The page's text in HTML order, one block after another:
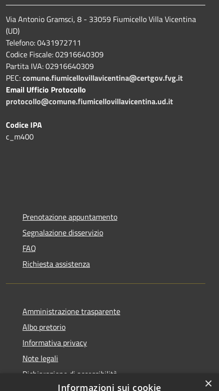
Via Antonio Gramsci, 8 - 33059 Fiumicello Villa Vicentina
(UD)
Telefono: 0431972711
Codice Fiscale: 02916640309
Partita IVA: 02916640309
PEC:comune.fiumicellovillavicentina@certgov.fvg.it
Email Ufficio Protocollo
protocollo@comune.fiumicellovillavicentina.ud.it
Codice IPA
c_m400
Prenotazione appuntamento
Segnalazione disservizio
FAQ
Richiesta assistenza
Amministrazione trasparente
Albo pretorio
Informativa privacy
Note legali
Dichiarazione di accessibilità
×
Informazioni sui cookie